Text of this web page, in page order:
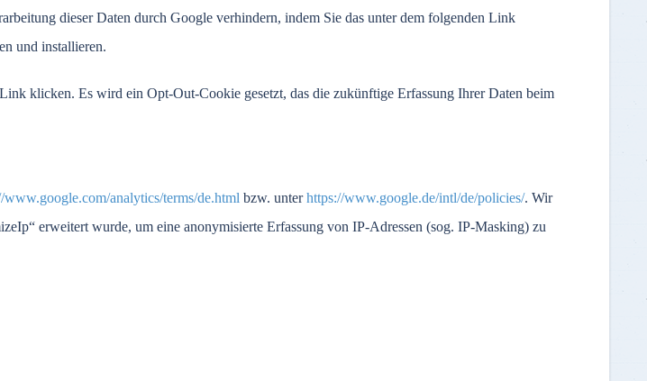
dieser Daten durch Google verhindern, indem Sie das unter dem folgenden Link
und installieren.
klicken. Es wird ein Opt-Out-Cookie gesetzt, das die zukünftige Erfassung Ihrer Daten beim
www.google.com/analytics/terms/de.html bzw. unterhttps://www.google.de/intl/de/policies/. Wir
erweitert wurde, um eine anonymisierte Erfassung von IP-Adressen (sog. IP-Masking) zu